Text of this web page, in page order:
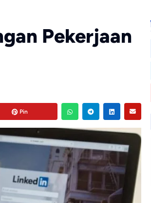
Pekerjaan
Pin